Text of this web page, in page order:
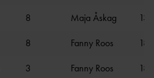
8 Maja Åskag
8 Fanny Roos
3 Fanny Roos